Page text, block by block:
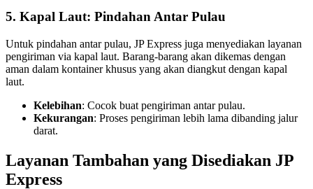
5. Kapal Laut: Pindahan Antar Pulau
Untuk pindahan antar pulau, JP Express juga menyediakan layanan
pengiriman via kapal laut. Barang-barang akan dikemas dengan
aman dalam kontainer khusus yang akan diangkut dengan kapal
laut.
Kelebihan: Cocok buat pengiriman antar pulau.
Kekurangan: Proses pengiriman lebih lama dibanding jalur
darat.
Layanan Tambahan yang Disediakan JP
Express